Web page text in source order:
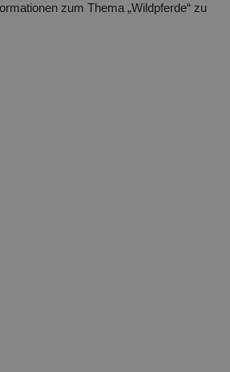
zum Thema „Wildpferde“ zu